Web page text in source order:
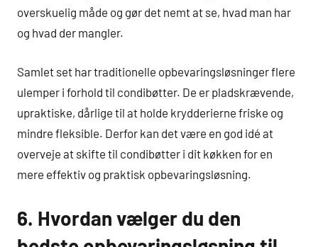
overskuelig måde og gør det nemt at se, hvad man har
og hvad der mangler.
Samlet set har traditionelle opbevaringsløsninger flere
ulemper i forhold til condibøtter. De er pladskrævende,
upraktiske, dårlige til at holde krydderierne friske og
mindre fleksible. Derfor kan det være en god idé at
overveje at skifte til condibøtter i dit køkken for en
mere effektiv og praktisk opbevaringsløsning.
6. Hvordan vælger du den